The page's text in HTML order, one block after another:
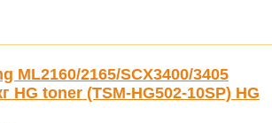
ML2160/2165/SCX3400/3405
HG toner (TSM-HG502-10SP) HG